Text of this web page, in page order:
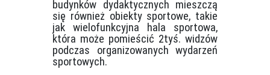
budynków dydaktycznych mieszczą
się również obiekty sportowe, takie
jak wielofunkcyjna hala sportowa,
która może pomieścić 2tyś. widzów
podczas organizowanych wydarzeń
sportowych.